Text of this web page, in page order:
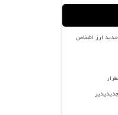
جدید ارز اشخاص